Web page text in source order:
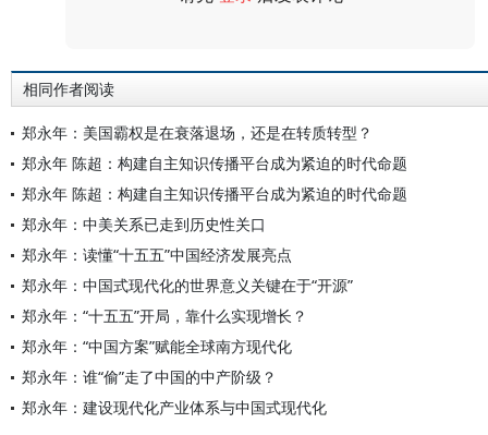
相同作者阅读
郑永年：美国霸权是在衰落退场，还是在转质转型？
郑永年 陈超：构建自主知识传播平台成为紧迫的时代命题
郑永年 陈超：构建自主知识传播平台成为紧迫的时代命题
郑永年：中美关系已走到历史性关口
郑永年：读懂“十五五”中国经济发展亮点
郑永年：中国式现代化的世界意义关键在于“开源”
郑永年：“十五五”开局，靠什么实现增长？
郑永年：“中国方案”赋能全球南方现代化
郑永年：谁“偷”走了中国的中产阶级？
郑永年：建设现代化产业体系与中国式现代化